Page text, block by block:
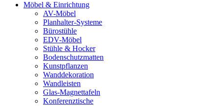
Möbel & Einrichtung
AV-Möbel
Planhalter-Systeme
Bürostühle
EDV-Möbel
Stühle & Hocker
Bodenschutzmatten
Kunstpflanzen
Wanddekoration
Wandleisten
Glas-Magnettafeln
Konferenztische